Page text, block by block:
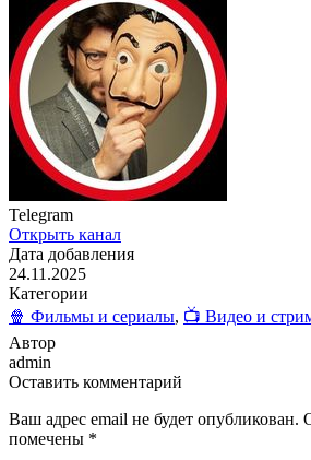
Telegram
Открыть канал
Дата добавления
24.11.2025
Категории
🍿 Фильмы и сериалы, 📺 Видео и
Автор
admin
Оставить комментарий
Ваш адрес email не будет опубликован.
помечены *